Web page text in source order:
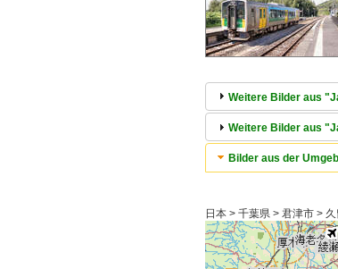
Weitere Bilder aus
Weitere Bilder aus
Bilder aus der
日本 > 千葉県 > 君津市 >